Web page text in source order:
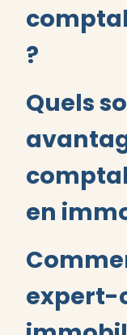
?
Quels
en
expert-